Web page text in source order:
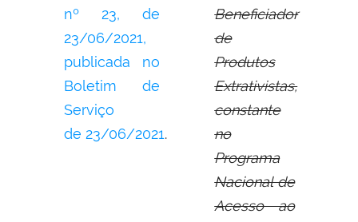
nº 23,
de
23/06/2021,
publicada no
Boletim de
Serviço
de 23/06/2021.
Beneficiador
de
Produtos
Extrativistas,
constante
no
Programa
Nacional de
Acesso ao